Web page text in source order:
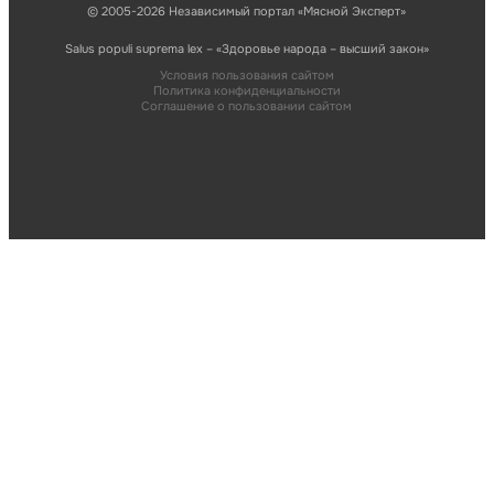
© 2005-2026 Независимый портал «Мясной Эксперт»
Salus populi suprema lex – «Здоровье народа – высший закон»
Условия пользования сайтом
Политика конфиденциальности
Соглашение о пользовании сайтом